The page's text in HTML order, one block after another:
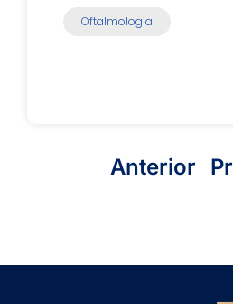
Oftalmologia
Anterior